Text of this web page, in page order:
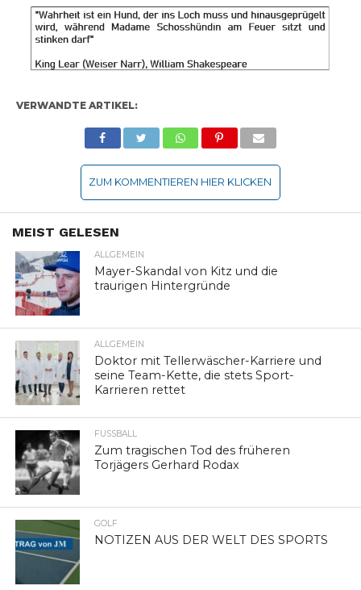
VERWANDTE ARTIKEL:
ZUM KOMMENTIEREN HIER KLICKEN
MEIST GELESEN
ALLGEMEIN
Mayer-Skandal von Kitz und die
traurigen Hintergründe
ALLGEMEIN
Doktor mit Tellerwäscher-Karriere und
seine Team-Kette, die stets Sport-
Karrieren rettet
FUSSBALL
Zum tragischen Tod des früheren
Torjägers Gerhard Rodax
GOLF
NOTIZEN AUS DER WELT DES SPORTS